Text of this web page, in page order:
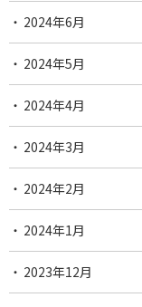
2024年6月
2024年5月
2024年4月
2024年3月
2024年2月
2024年1月
2023年12月